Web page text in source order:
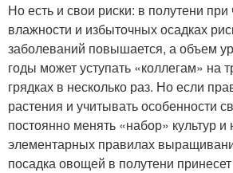
Но есть и свои риски: в полутени
влажности и избыточных осадках
заболеваний повышается, а объем
годы может уступать «коллегам» на
грядках в несколько раз. Но если
растения и учитывать особенности
постоянно менять «набор» культур
элементарных правилах
посадка овощей в полутени принесет